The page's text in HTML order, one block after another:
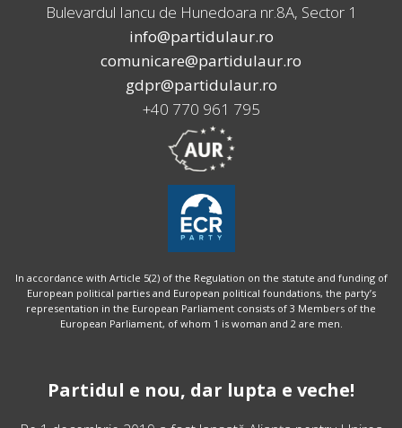
Bulevardul Iancu de Hunedoara nr.8A, Sector 1
info@partidulaur.ro
comunicare@partidulaur.ro
gdpr@partidulaur.ro
+40 770 961 795
In accordance with Article 5(2) of the Regulation on the statute and funding of
European political parties and European political foundations, the party’s
representation in the European Parliament consists of 3 Members of the
European Parliament, of whom 1 is woman and 2 are men.
Partidul e nou, dar lupta e veche!